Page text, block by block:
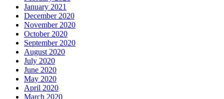
January 2021
December 2020
November 2020
October 2020
September 2020
August 2020
July 2020
June 2020
May 2020
April 2020
March 2020